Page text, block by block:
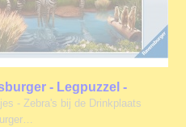
- Legpuzzel -
bij de Drinkplaats - 500
- Zebra's bij de Drinkplaats